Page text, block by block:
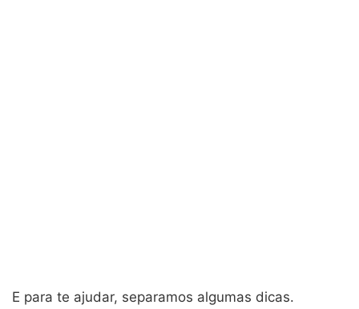
E para te ajudar, separamos algumas dicas.